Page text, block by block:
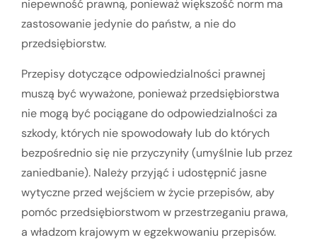
niepewność prawną, ponieważ większość norm ma
zastosowanie jedynie do państw, a nie do
przedsiębiorstw.
Przepisy dotyczące odpowiedzialności prawnej
muszą być wyważone, ponieważ przedsiębiorstwa
nie mogą być pociągane do odpowiedzialności za
szkody, których nie spowodowały lub do których
bezpośrednio się nie przyczyniły (umyślnie lub przez
zaniedbanie). Należy przyjąć i udostępnić jasne
wytyczne przed wejściem w życie przepisów, aby
pomóc przedsiębiorstwom w przestrzeganiu prawa,
a władzom krajowym w egzekwowaniu przepisów.